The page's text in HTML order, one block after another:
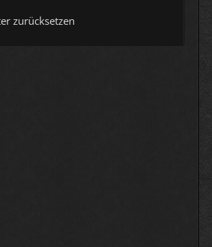
zurücksetzen